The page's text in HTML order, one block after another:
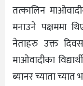
तत्कालिन
मनाउने पक्षममा
नेताहरु उक्त
माओवादीका
ब्यानर च्याता च्यात